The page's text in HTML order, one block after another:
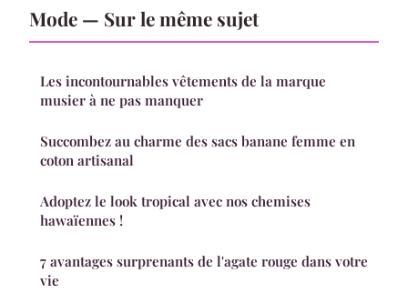
Mode — Sur le même sujet
Les incontournables vêtements de la marque
musier à ne pas manquer
Succombez au charme des sacs banane femme en
coton artisanal
Adoptez le look tropical avec nos chemises
hawaïennes !
7 avantages surprenants de l'agate rouge dans votre
vie